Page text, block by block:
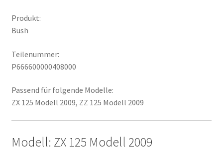
Produkt:
Bush
Teilenummer:
P666600000408000
Passend für folgende Modelle:
ZX 125 Modell 2009, ZZ 125 Modell 2009
Modell: ZX 125 Modell 2009